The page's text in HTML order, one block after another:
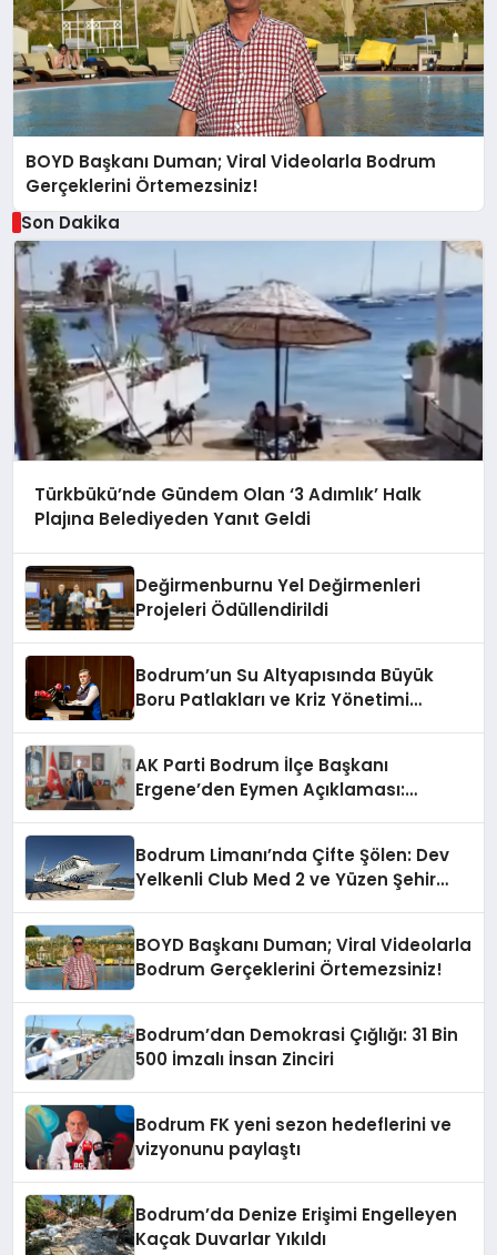
BOYD Başkanı Duman; Viral Videolarla Bodrum
Gerçeklerini Örtemezsiniz!
Son Dakika
Türkbükü’nde Gündem Olan ‘3 Adımlık’ Halk
Plajına Belediyeden Yanıt Geldi
Değirmenburnu Yel Değirmenleri
Projeleri Ödüllendirildi
Bodrum’un Su Altyapısında Büyük
Boru Patlakları ve Kriz Yönetimi
AK Parti Bodrum İlçe Başkanı
Ergene’den Eymen Açıklaması:
Bodrum Limanı’nda Çifte Şölen: Dev
Yelkenli Club Med 2 ve Yüzen Şehir
BOYD Başkanı Duman; Viral Videolarla
Bodrum Gerçeklerini Örtemezsiniz!
Bodrum’dan Demokrasi Çığlığı: 31 Bin
500 İmzalı İnsan Zinciri
Bodrum FK yeni sezon hedeflerini ve
vizyonunu paylaştı
Bodrum’da Denize Erişimi Engelleyen
Kaçak Duvarlar Yıkıldı